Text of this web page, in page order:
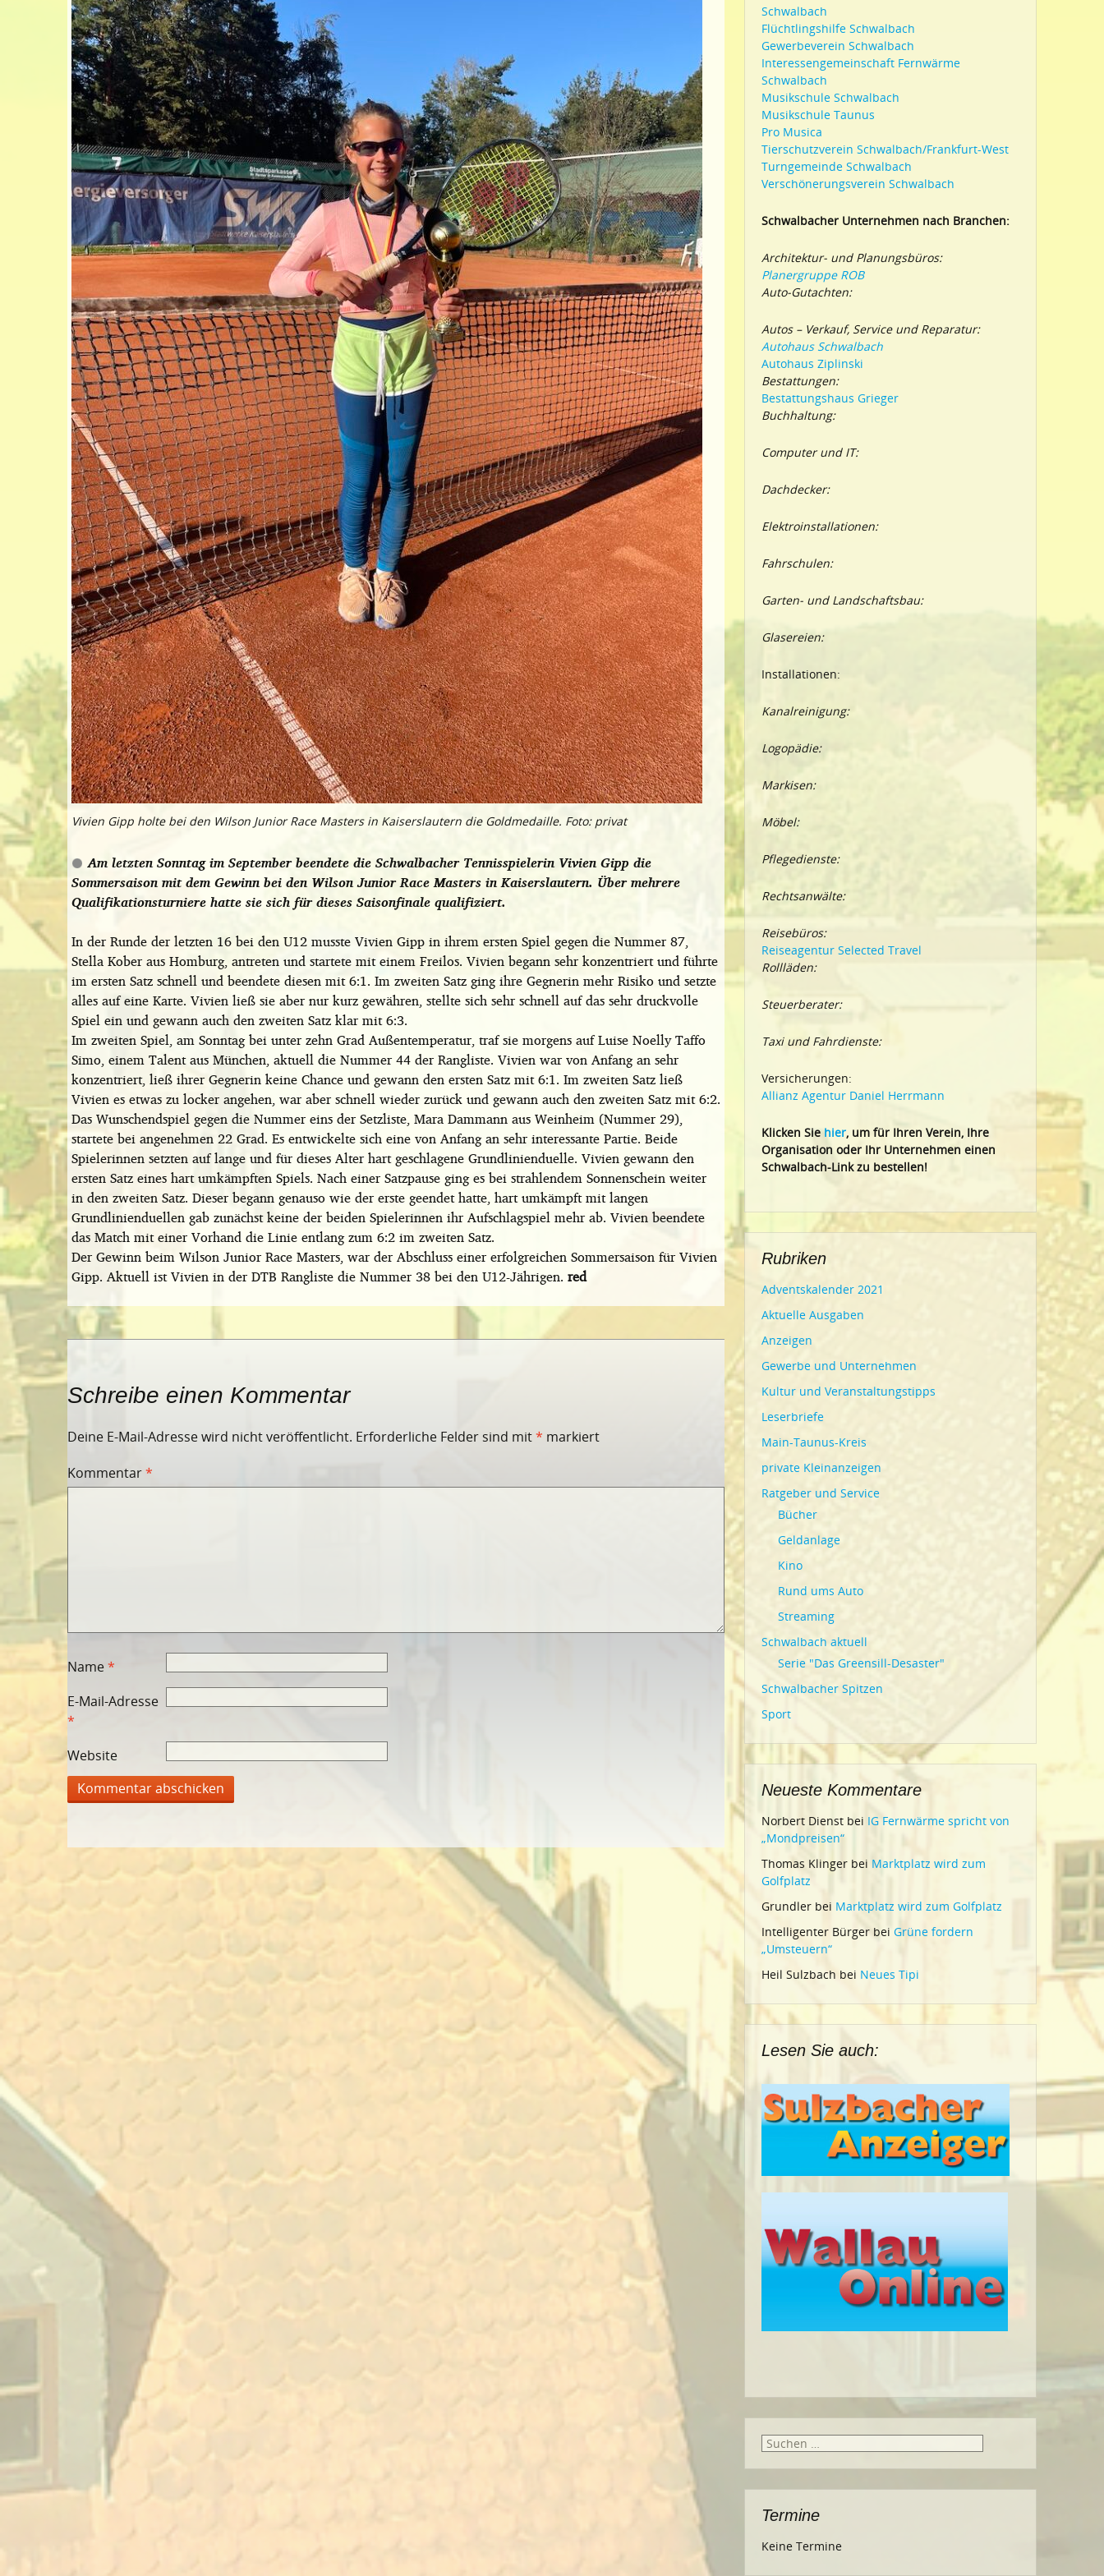
Vivien Gipp holte bei den Wilson Junior Race Masters in Kaiserslautern die Goldmedaille. Foto: privat
Am letzten Sonntag im September beendete die Schwalbacher Tennisspielerin Vivien Gipp die
Sommersaison mit dem Gewinn bei den Wilson Junior Race Masters in Kaiserslautern. Über mehrere
Qualifikationsturniere hatte sie sich für dieses Saisonfinale qualifiziert.
In der Runde der letzten 16 bei den U12 musste Vivien Gipp in ihrem ersten Spiel gegen die Nummer 87,
Stella Kober aus Homburg, antreten und startete mit einem Freilos. Vivien begann sehr konzentriert und führte
im ersten Satz schnell und beendete diesen mit 6:1. Im zweiten Satz ging ihre Gegnerin mehr Risiko und setzte
alles auf eine Karte. Vivien ließ sie aber nur kurz gewähren, stellte sich sehr schnell auf das sehr druckvolle
Spiel ein und gewann auch den zweiten Satz klar mit 6:3.
Im zweiten Spiel, am Sonntag bei unter zehn Grad Außentemperatur, traf sie morgens auf Luise Noelly Taffo
Simo, einem Talent aus München, aktuell die Nummer 44 der Rangliste. Vivien war von Anfang an sehr
konzentriert, ließ ihrer Gegnerin keine Chance und gewann den ersten Satz mit 6:1. Im zweiten Satz ließ
Vivien es etwas zu locker angehen, war aber schnell wieder zurück und gewann auch den zweiten Satz mit 6:2.
Das Wunschendspiel gegen die Nummer eins der Setzliste, Mara Dammann aus Weinheim (Nummer 29),
startete bei angenehmen 22 Grad. Es entwickelte sich eine von Anfang an sehr interessante Partie. Beide
Spielerinnen setzten auf lange und für dieses Alter hart geschlagene Grundlinienduelle. Vivien gewann den
ersten Satz eines hart umkämpften Spiels. Nach einer Satzpause ging es bei strahlendem Sonnenschein weiter
in den zweiten Satz. Dieser begann genauso wie der erste geendet hatte, hart umkämpft mit langen
Grundlinienduellen gab zunächst keine der beiden Spielerinnen ihr Aufschlagspiel mehr ab. Vivien beendete
das Match mit einer Vorhand die Linie entlang zum 6:2 im zweiten Satz.
Der Gewinn beim Wilson Junior Race Masters, war der Abschluss einer erfolgreichen Sommersaison für Vivien
Gipp. Aktuell ist Vivien in der DTB Rangliste die Nummer 38 bei den U12-Jährigen. red
Schreibe einen Kommentar
Deine E-Mail-Adresse wird nicht veröffentlicht. Erforderliche Felder sind mit* markiert
Kommentar*
Name*
E-Mail-Adresse
*
Website
Schwalbach
Flüchtlingshilfe Schwalbach
Gewerbeverein Schwalbach
Interessengemeinschaft Fernwärme
Schwalbach
Musikschule Schwalbach
Musikschule Taunus
Pro Musica
Tierschutzverein Schwalbach/Frankfurt-West
Turngemeinde Schwalbach
Verschönerungsverein Schwalbach
Schwalbacher Unternehmen nach Branchen:
Architektur- und Planungsbüros:
Planergruppe ROB
Auto-Gutachten:
Autos – Verkauf, Service und Reparatur:
Autohaus Schwalbach
Autohaus Ziplinski
Bestattungen:
Bestattungshaus Grieger
Buchhaltung:
Computer und IT:
Dachdecker:
Elektroinstallationen:
Fahrschulen:
Garten- und Landschaftsbau:
Glasereien:
Installationen:
Kanalreinigung:
Logopädie:
Markisen:
Möbel:
Pflegedienste:
Rechtsanwälte:
Reisebüros:
Reiseagentur Selected Travel
Rollläden:
Steuerberater:
Taxi und Fahrdienste:
Versicherungen:
Allianz Agentur Daniel Herrmann
Klicken Siehier, um für Ihren Verein, Ihre
Organisation oder Ihr Unternehmen einen
Schwalbach-Link zu bestellen!
Rubriken
Adventskalender 2021
Aktuelle Ausgaben
Anzeigen
Gewerbe und Unternehmen
Kultur und Veranstaltungstipps
Leserbriefe
Main-Taunus-Kreis
private Kleinanzeigen
Ratgeber und Service
Bücher
Geldanlage
Kino
Rund ums Auto
Streaming
Schwalbach aktuell
Serie "Das Greensill-Desaster"
Schwalbacher Spitzen
Sport
Neueste Kommentare
Norbert Dienst bei IG Fernwärme spricht von
„Mondpreisen“
Thomas Klinger bei Marktplatz wird zum
Golfplatz
Grundler bei Marktplatz wird zum Golfplatz
Intelligenter Bürger bei Grüne fordern
„Umsteuern“
Heil Sulzbach bei Neues Tipi
Lesen Sie auch:
Suche
Termine
Keine Termine